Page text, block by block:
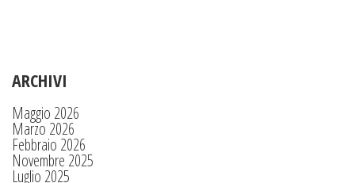
ARCHIVI
Maggio 2026
Marzo 2026
Febbraio 2026
Novembre 2025
Luglio 2025